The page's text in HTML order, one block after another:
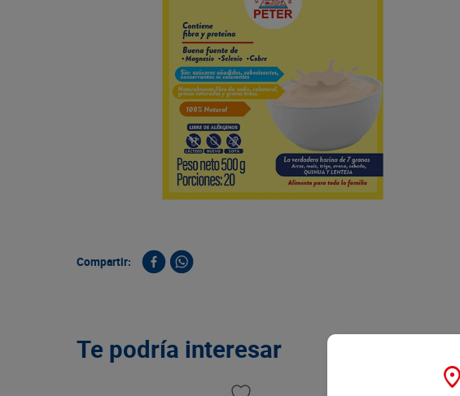
10. papa
Compartir:
Te podría interesar